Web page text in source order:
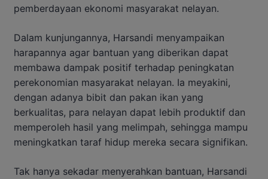
pemberdayaan ekonomi masyarakat nelayan.
Dalam kunjungannya, Harsandi menyampaikan
harapannya agar bantuan yang diberikan dapat
membawa dampak positif terhadap peningkatan
perekonomian masyarakat nelayan. Ia meyakini,
dengan adanya bibit dan pakan ikan yang
berkualitas, para nelayan dapat lebih produktif dan
memperoleh hasil yang melimpah, sehingga mampu
meningkatkan taraf hidup mereka secara signifikan.
Tak hanya sekadar menyerahkan bantuan, Harsandi